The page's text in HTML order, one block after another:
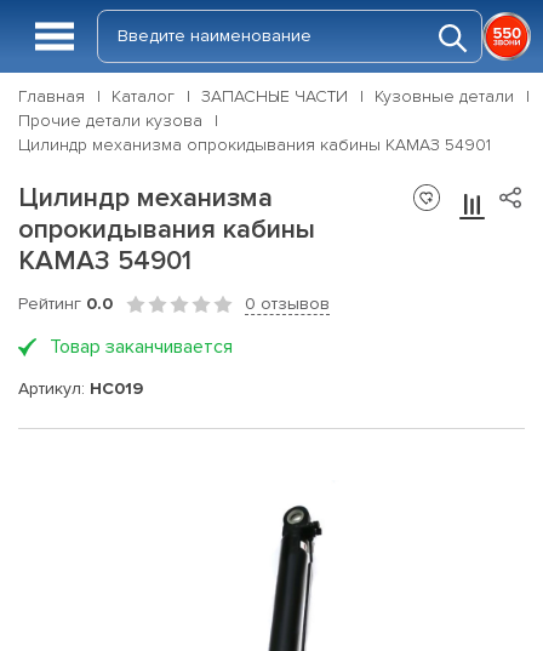
Главная Каталог ЗАПАСНЫЕ ЧАСТИ
Кузовные детали
Прочие детали кузова
Цилиндр механизма опрокидывания кабины КАМАЗ 54901
Цилиндр механизма
опрокидывания кабины
КАМАЗ 54901
Рейтинг 0.0 0 отзывов
Товар заканчивается
Артикул: НС019